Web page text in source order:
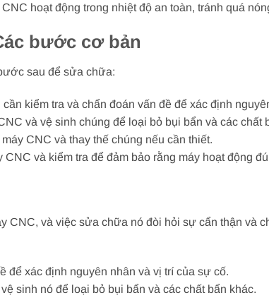
hoạt động trong nhiệt độ an toàn, tránh quá
bước cơ bản
sau để sửa chữa:
kiểm tra và chẩn đoán vấn đề để xác định
và vệ sinh chúng để loại bỏ bụi bẩn và các chất
CNC và thay thế chúng nếu cần thiết.
và kiểm tra để đảm bảo rằng máy hoạt động
CNC, và việc sửa chữa nó đòi hỏi sự cẩn thận và
để xác định nguyên nhân và vị trí của sự cố.
sinh nó để loại bỏ bụi bẩn và các chất bẩn khác.